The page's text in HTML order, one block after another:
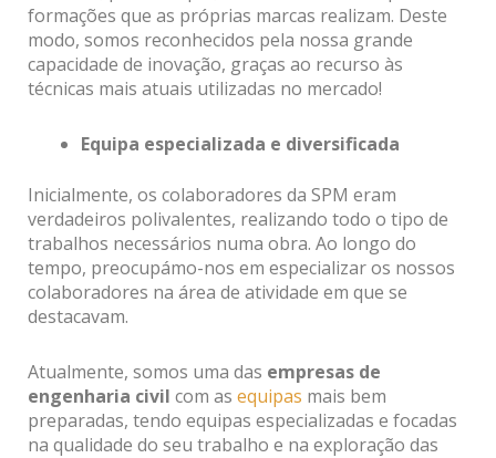
formações que as próprias marcas realizam. Deste
modo, somos reconhecidos pela nossa grande
capacidade de inovação, graças ao recurso às
técnicas mais atuais utilizadas no mercado!
Equipa especializada e diversificada
Inicialmente, os colaboradores da SPM eram
verdadeiros polivalentes, realizando todo o tipo de
trabalhos necessários numa obra. Ao longo do
tempo, preocupámo-nos em especializar os nossos
colaboradores na área de atividade em que se
destacavam.
Atualmente, somos uma das empresas de
engenharia civil com as equipas mais bem
preparadas, tendo equipas especializadas e focadas
na qualidade do seu trabalho e na exploração das